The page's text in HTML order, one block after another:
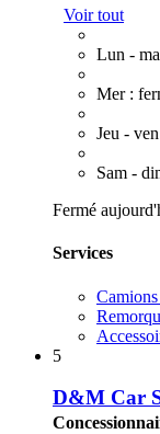
Voir tout
Lun -
Mer :
Jeu -
Sam -
Fermé
Services
5
D&M Car